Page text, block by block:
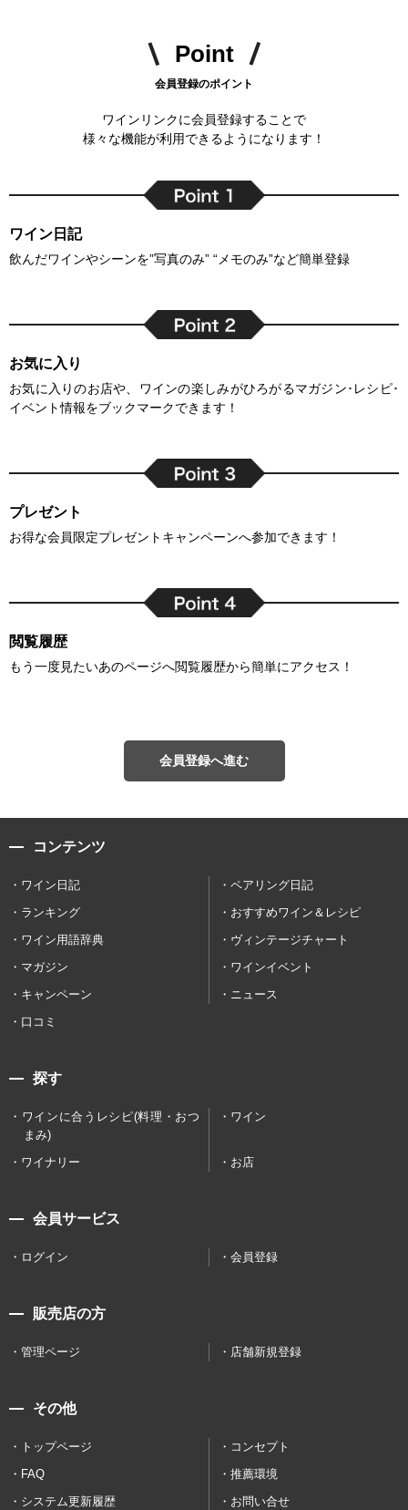
Point
会員登録のポイント
ワインリンクに会員登録することで
様々な機能が利用できるようになります！
ワイン日記
飲んだワインやシーンを”写真のみ” “メモのみ”など簡単登録
お気に入り
お気に入りのお店や、ワインの楽しみがひろがるマガジン･レシピ･
イベント情報をブックマークできます！
プレゼント
お得な会員限定プレゼントキャンペーンへ参加できます！
閲覧履歴
もう一度見たいあのページへ閲覧履歴から簡単にアクセス！
会員登録へ進む
コンテンツ
ワイン日記
ペアリング日記
ランキング
おすすめワイン＆レシピ
ワイン用語辞典
ヴィンテージチャート
マガジン
ワインイベント
キャンペーン
ニュース
口コミ
探す
ワインに合うレシピ(料理・おつ
まみ)
ワイン
ワイナリー お店
会員サービス
ログイン 会員登録
販売店の方
管理ページ 店舗新規登録
その他
トップページ
コンセプト
FAQ
推薦環境
システム更新履歴
お問い合せ